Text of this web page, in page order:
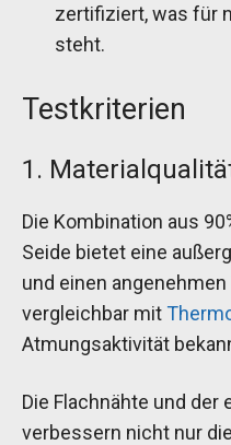
zertifiziert, was für
steht.
Testkriterien
1.
Die Kombination aus
Seide bietet eine
und einen
vergleichbar mit
Atmungsaktivität
Die Flachnähte und
verbessern nicht nur